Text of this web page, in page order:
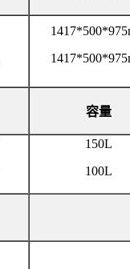
容量
150L
100L